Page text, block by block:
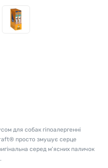
для собак гіпоалергенні
просто змушує серце
серед м'ясних паличок